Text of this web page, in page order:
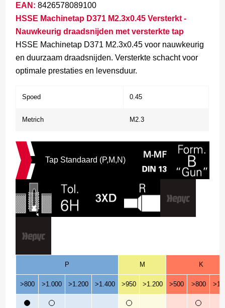
EAN: 8426578089100
HSSE Machinetap D371 M2.3x0.45 Versterkt -
Nauwkeurig draadsnijden met versterkte tap
HSSE Machinetap D371 M2.3x0.45 voor nauwkeurig
en duurzaam draadsnijden. Versterkte schacht voor
optimale prestaties en levensduur.
Spoed 0.45
Metrich M2.3
Tap Standaard (P,M,N)
P M K
>800 >1.000 >1.200 >1.400 >950 >1.200 >500 >800